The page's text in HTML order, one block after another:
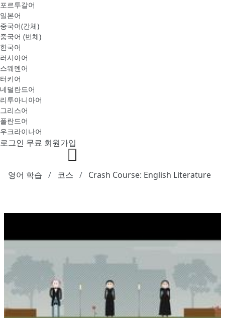
포르투갈어
일본어
중국어(간체)
중국어 (번체)
한국어
러시아어
스웨덴어
터키어
네덜란드어
리투아니아어
그리스어
폴란드어
우크라이나어
로그인 무료 회원가입
영어 학습 코스 Crash Course: English Literature